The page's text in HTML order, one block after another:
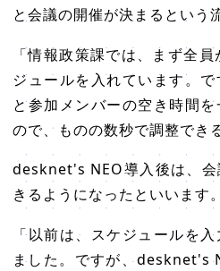
と会議の開催が決まるという
「情報政策課では、まず全
ジュールを入れています。
と参加メンバーの空き時間
ので、ものの数秒で調整でき
desknet's NEO導入後は、
きるようになったといいます。
「以前は、スケジュールを
ました。ですが、desknet's